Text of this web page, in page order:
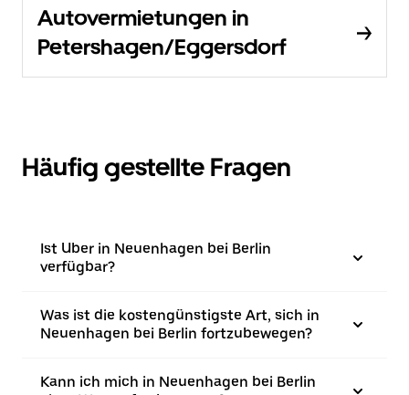
Autovermietungen in
Petershagen/Eggersdorf
Häufig gestellte Fragen
Ist Uber in Neuenhagen bei Berlin
verfügbar?
Was ist die kostengünstigste Art, sich in
Neuenhagen bei Berlin fortzubewegen?
Kann ich mich in Neuenhagen bei Berlin